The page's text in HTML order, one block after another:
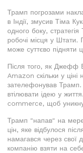
Трамп погрозами
в Індії, змусив Тіма
одного боку,
робочі місця у
може суттєво підняти
Після того, як Джефф
Amazon скільки у
зателефонував
втілювати ідею у
commerce, щоб
Трамп "напав" на
цін, яке відбулося
намагався через
компанію взяти на